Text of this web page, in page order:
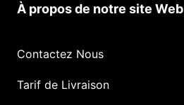
À propos de notre site Web
Contactez Nous
Tarif de Livraison